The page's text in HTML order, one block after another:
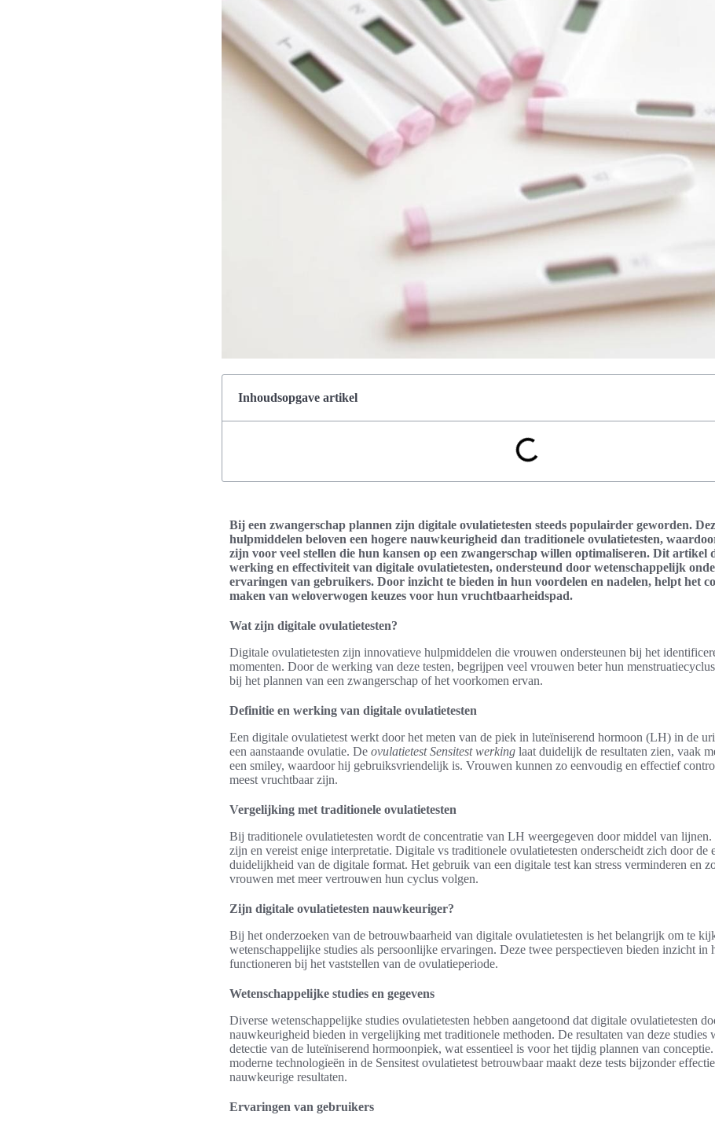
Inhoudsopgave artikel
Bij een zwangerschap plannen zijn digitale ovulatietesten steeds populairder geworden.
hulpmiddelen beloven een hogere nauwkeurigheid dan traditionele ovulatietesten,
zijn voor veel stellen die hun kansen op een zwangerschap willen optimaliseren. Dit artikel
werking en effectiviteit van digitale ovulatietesten, ondersteund door wetenschappelijk
ervaringen van gebruikers. Door inzicht te bieden in hun voordelen en nadelen, helpt het
maken van weloverwogen keuzes voor hun vruchtbaarheidspad.
Wat zijn digitale ovulatietesten?
Digitale ovulatietesten zijn innovatieve hulpmiddelen die vrouwen ondersteunen bij het
momenten. Door de werking van deze testen, begrijpen veel vrouwen beter hun
bij het plannen van een zwangerschap of het voorkomen ervan.
Definitie en werking van digitale ovulatietesten
Een digitale ovulatietest werkt door het meten van de piek in luteïniserend hormoon (LH) in de
een aanstaande ovulatie. De ovulatietest Sensitest werking laat duidelijk de resultaten zien, vaak
een smiley, waardoor hij gebruiksvriendelijk is. Vrouwen kunnen zo eenvoudig en effectief
meest vruchtbaar zijn.
Vergelijking met traditionele ovulatietesten
Bij traditionele ovulatietesten wordt de concentratie van LH weergegeven door middel van
zijn en vereist enige interpretatie. Digitale vs traditionele ovulatietesten onderscheidt zich door de
duidelijkheid van de digitale format. Het gebruik van een digitale test kan stress verminderen en
vrouwen met meer vertrouwen hun cyclus volgen.
Zijn digitale ovulatietesten nauwkeuriger?
Bij het onderzoeken van de betrouwbaarheid van digitale ovulatietesten is het belangrijk om te
wetenschappelijke studies als persoonlijke ervaringen. Deze twee perspectieven bieden inzicht in
functioneren bij het vaststellen van de ovulatieperiode.
Wetenschappelijke studies en gegevens
Diverse wetenschappelijke studies ovulatietesten hebben aangetoond dat digitale ovulatietesten
nauwkeurigheid bieden in vergelijking met traditionele methoden. De resultaten van deze studies
detectie van de luteïniserend hormoonpiek, wat essentieel is voor het tijdig plannen van
moderne technologieën in de Sensitest ovulatietest betrouwbaar maakt deze tests bijzonder
nauwkeurige resultaten.
Ervaringen van gebruikers